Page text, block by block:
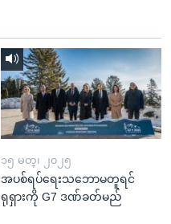
၁၅ မတ္၊ ၂၀၂၅
အပစ်ရပ်ရေးသဘောမတူရင်
ရုရှားကို G7 ဒဏ်ခတ်မည်